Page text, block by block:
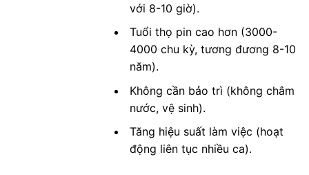
với 8-10 giờ).
Tuổi thọ pin cao hơn (3000-
4000 chu kỳ, tương đương 8-10
năm).
Không cần bảo trì (không châm
nước, vệ sinh).
Tăng hiệu suất làm việc (hoạt
động liên tục nhiều ca).